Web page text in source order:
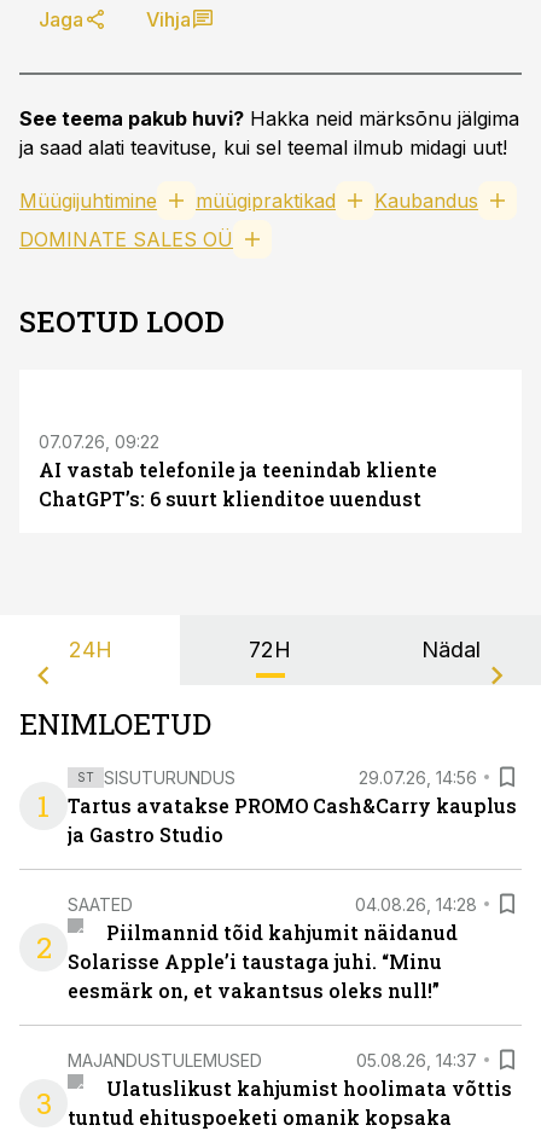
Jaga Vihja
See teema pakub huvi? Hakka neid märksõnu jälgima
ja saad alati teavituse, kui sel teemal ilmub midagi uut!
Müügijuhtimine müügipraktikad
Kaubandus
DOMINATE SALES OÜ
SEOTUD LOOD
07.07.26, 09:22
AI vastab telefonile ja teenindab kliente
ChatGPT’s: 6 suurt klienditoe uuendust
24H 72H Nädal
ENIMLOETUD
1
ST SISUTURUNDUS 29.07.26, 14:56
Tartus avatakse PROMO Cash&Carry kauplus
ja Gastro Studio
2
SAATED 04.08.26, 14:28
Piilmannid tõid kahjumit näidanud
Solarisse Apple’i taustaga juhi. “Minu
eesmärk on, et vakantsus oleks null!”
3
MAJANDUSTULEMUSED 05.08.26, 14:37
Ulatuslikust kahjumist hoolimata võttis
tuntud ehituspoeketi omanik kopsaka